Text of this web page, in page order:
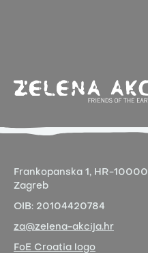
Frankopanska 1, HR-10000
Zagreb
OIB: 20104420784
za@zelena-akcija.hr
FoE Croatia logo